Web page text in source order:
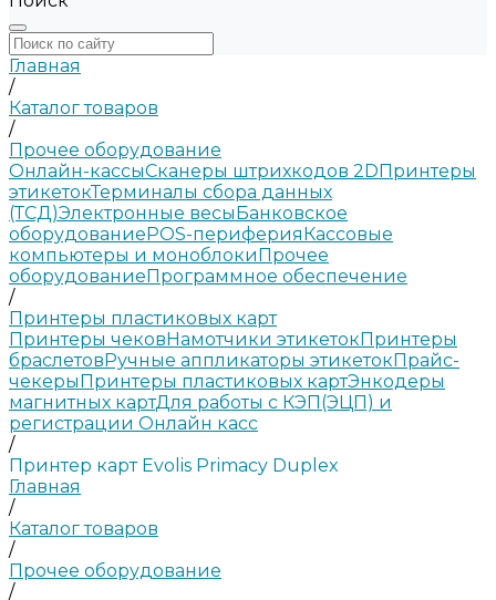
Главная
/
Каталог товаров
/
Прочее оборудование
Онлайн-кассыСканеры штрихкодов 2DПринтеры
этикетокТерминалы сбора данных
(ТСД)Электронные весыБанковское
оборудованиеPOS-периферияКассовые
компьютеры и моноблокиПрочее
оборудованиеПрограммное обеспечение
/
Принтеры пластиковых карт
Принтеры чековНамотчики этикетокПринтеры
браслетовРучные аппликаторы этикетокПрайс-
чекерыПринтеры пластиковых картЭнкодеры
магнитных картДля работы с КЭП(ЭЦП) и
регистрации Онлайн касс
/
Принтер карт Evolis Primacy Duplex
Главная
/
Каталог товаров
/
Прочее оборудование
/